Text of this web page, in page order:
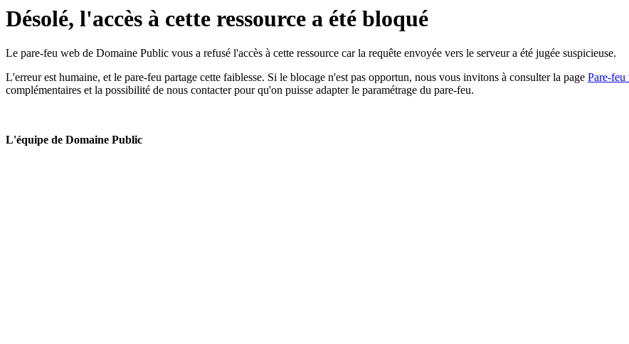
Désolé, l'accès à cette ressource a été bloqué
Le pare-feu web de Domaine Public vous a refusé l'accès à cette ressource car la requête envoyée vers le serveur a été jugée suspicieuse.
L'erreur est humaine, et le pare-feu partage cette faiblesse. Si le blocage n'est pas opportun, nous vous invitons à consulter la page Pare-
complémentaires et la possibilité de nous contacter pour qu'on puisse adapter le paramétrage du pare-feu.
L'équipe de Domaine Public